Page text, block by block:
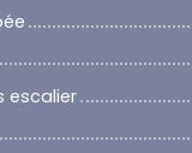
escalier